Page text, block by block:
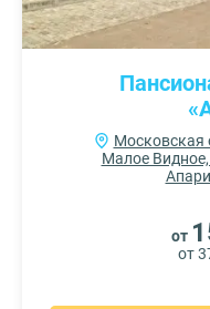
Московская
Малое
от
от